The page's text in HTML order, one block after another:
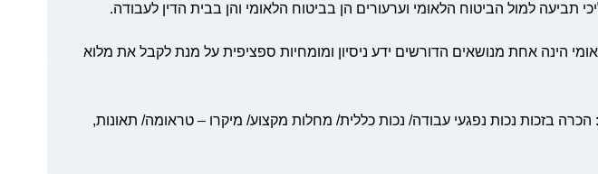
תביעה למול הביטוח הלאומי וערעורים הן בביטוח הלאומי והן בבית הדין לעבודה.
הינה אחת מנושאים הדורשים ידע ניסיון ומומחיות ספציפית על מנת לקבל את מלוא
הכרה בזכות נכות נפגעי עבודה/ נכות כללית/ מחלות מקצוע/ מיקרו – טראומה/ תאונות,